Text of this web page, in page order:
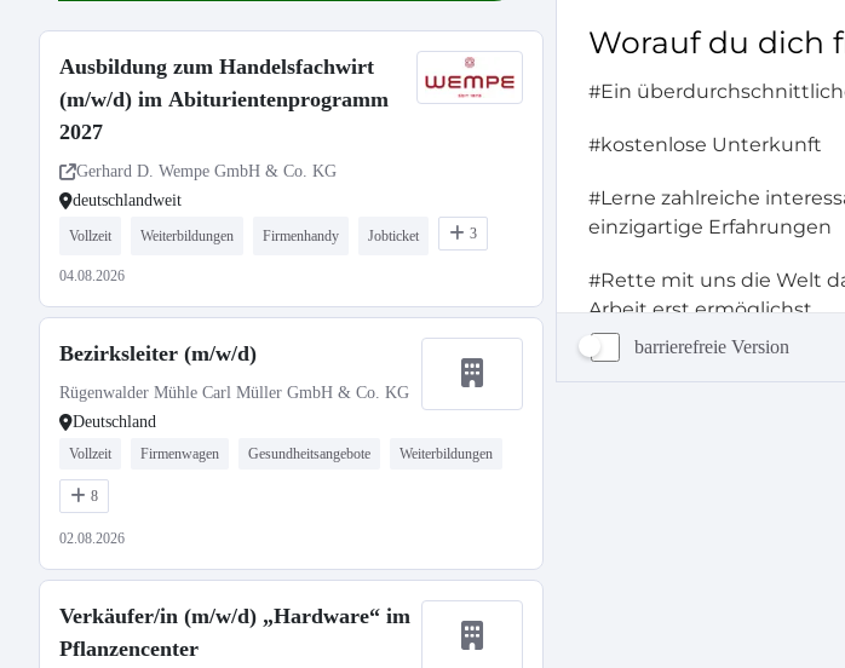
Ausbildung zum Handelsfachwirt
(m/w/d) im Abiturientenprogramm
2027
Gerhard D. Wempe GmbH & Co. KG
deutschlandweit
Vollzeit Weiterbildungen Firmenhandy Jobticket 3
04.08.2026
Bezirksleiter (m/w/d)
Rügenwalder Mühle Carl Müller GmbH & Co. KG
Deutschland
Vollzeit Firmenwagen Gesundheitsangebote Weiterbildungen
8
02.08.2026
Verkäufer/in (m/w/d) „Hardware“ im
Pflanzencenter
barrierefreie Version